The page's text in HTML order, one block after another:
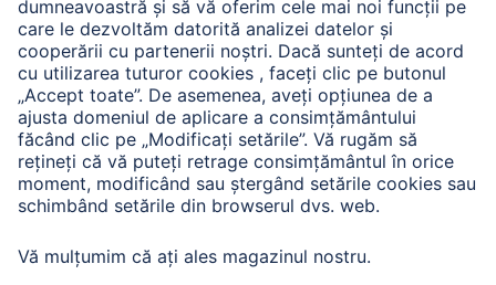
A.N.P.C. SAL
Companie
Istoria companiei
Hama Mondial